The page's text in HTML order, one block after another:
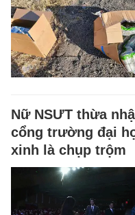
Nữ NSƯT thừa
cổng trường đại
xinh là chụp trộm